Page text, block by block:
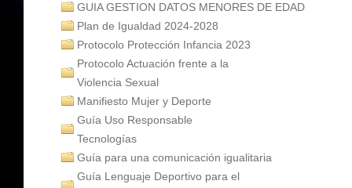
GUIA GESTION DATOS MENORES DE EDAD
Plan de Igualdad 2024-2028
Protocolo Protección Infancia 2023
Protocolo Actuación frente a la
Violencia Sexual
Manifiesto Mujer y Deporte
Guía Uso Responsable
Tecnologías
Guía para una comunicación igualitaria
Guía Lenguaje Deportivo para el